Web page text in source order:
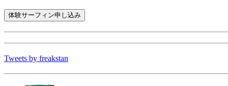
Tweets by freakstan